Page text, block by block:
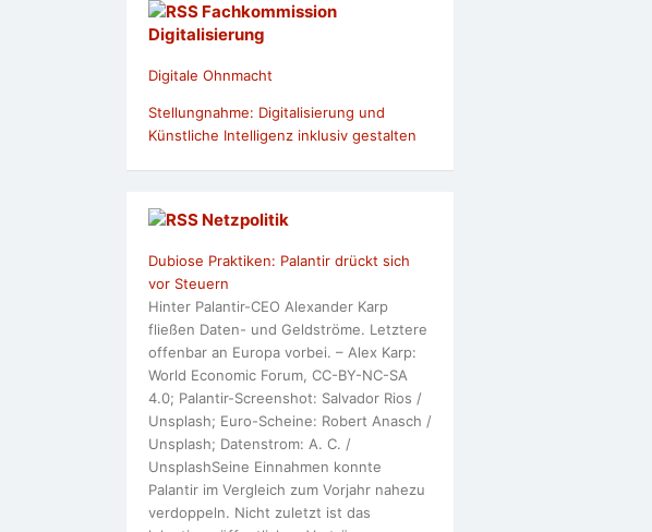
Fachkommission
Digitalisierung
Digitale Ohnmacht
Stellungnahme: Digitalisierung und
Künstliche Intelligenz inklusiv gestalten
Netzpolitik
Dubiose Praktiken: Palantir drückt sich
vor Steuern
Hinter Palantir-CEO Alexander Karp
fließen Daten- und Geldströme. Letztere
offenbar an Europa vorbei. – Alex Karp:
World Economic Forum, CC-BY-NC-SA
4.0; Palantir-Screenshot: Salvador Rios /
Unsplash; Euro-Scheine: Robert Anasch /
Unsplash; Datenstrom: A. C. /
UnsplashSeine Einnahmen konnte
Palantir im Vergleich zum Vorjahr nahezu
verdoppeln. Nicht zuletzt ist das